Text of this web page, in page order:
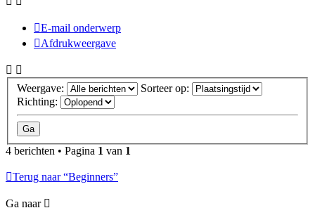
E-mail onderwerp
Afdrukweergave
Weergave:
Sorteer op:
Richting:
4 berichten • Pagina 1 van 1
Terug naar “Beginners”
Ga naar